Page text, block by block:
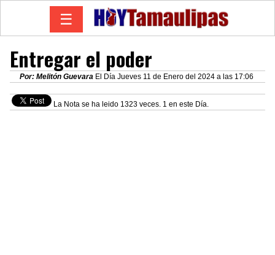
☰
Entregar el poder
Por: Melitón Guevara El Día Jueves 11 de Enero del 2024 a las 17:06
La Nota se ha leido 1323 veces. 1 en este Día.